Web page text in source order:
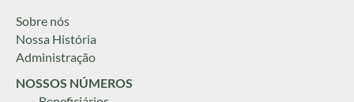
Sobre nós
Nossa História
Administração
NOSSOS NÚMEROS